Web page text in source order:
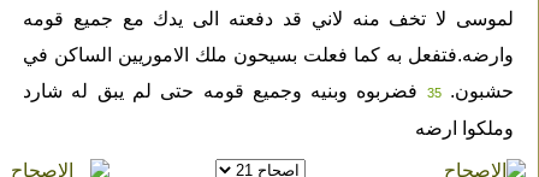
لموسى لا تخف منه لاني قد دفعته الى يدك مع جميع قومه
وارضه.فتفعل به كما فعلت بسيحون ملك الاموريين الساكن في
حشبون.
35فضربوه وبنيه وجميع قومه حتى لم يبق له شارد
وملكوا ارضه